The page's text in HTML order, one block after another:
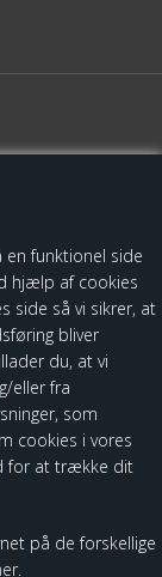
funktionel side
hjælp af cookies
side så vi sikrer, at
bliver
du, at vi
eller fra
som
cookies i vores
for at trække dit
på de forskellige
være registreret
ved at